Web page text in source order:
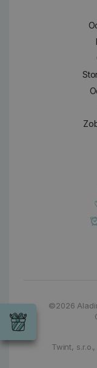
©2026
Twint, s.r.o.,
Wrendale
příležitost